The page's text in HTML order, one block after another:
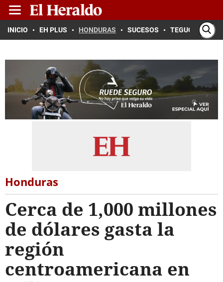
INICIO EH PLUS HONDURAS SUCESOS TEGUCIGALPA
Honduras
Cerca de 1,000 millones
de dólares gasta la
región
centroamericana en